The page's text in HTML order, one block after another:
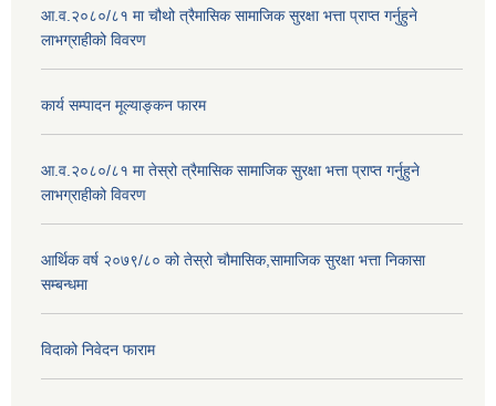
आ.व.२०८०/८१ मा चौथो त्रैमासिक सामाजिक सुरक्षा भत्ता प्राप्त गर्नुहुने
लाभग्राहीको विवरण
कार्य सम्पादन मूल्याङ्कन फारम
आ.व.२०८०/८१ मा तेस्रो त्रैमासिक सामाजिक सुरक्षा भत्ता प्राप्त गर्नुहुने
लाभग्राहीको विवरण
आर्थिक वर्ष २०७९/८० को तेस्रो चौमासिक,सामाजिक सुरक्षा भत्ता निकासा
सम्बन्धमा
विदाको निवेदन फाराम